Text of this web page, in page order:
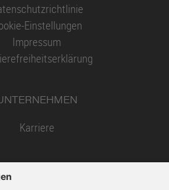
Einstellungen
Impressum
Karriere